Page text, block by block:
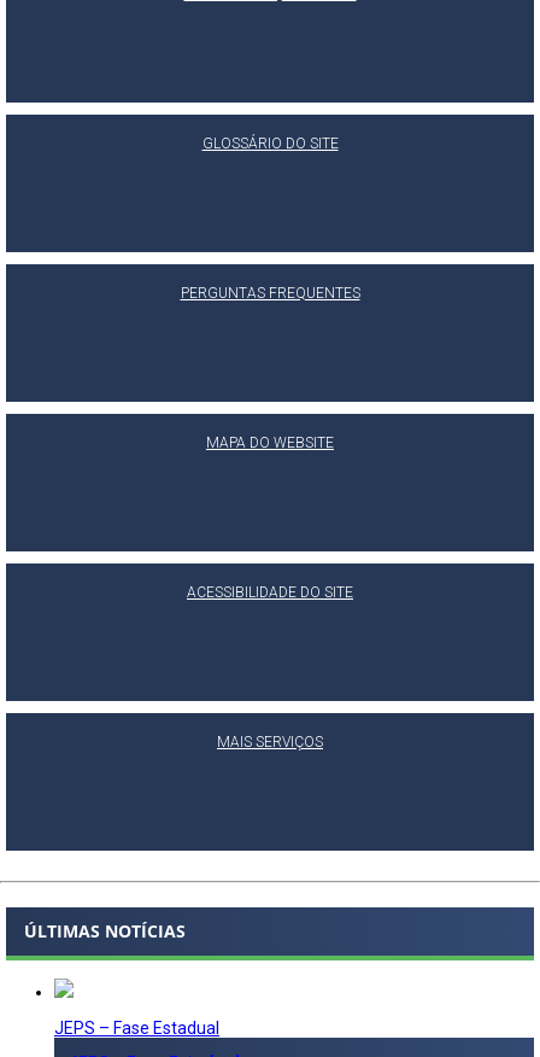
GLOSSÁRIO DO SITE
PERGUNTAS FREQUENTES
MAPA DO WEBSITE
ACESSIBILIDADE DO SITE
MAIS SERVIÇOS
ÚLTIMAS NOTÍCIAS
JEPS – Fase Estadual